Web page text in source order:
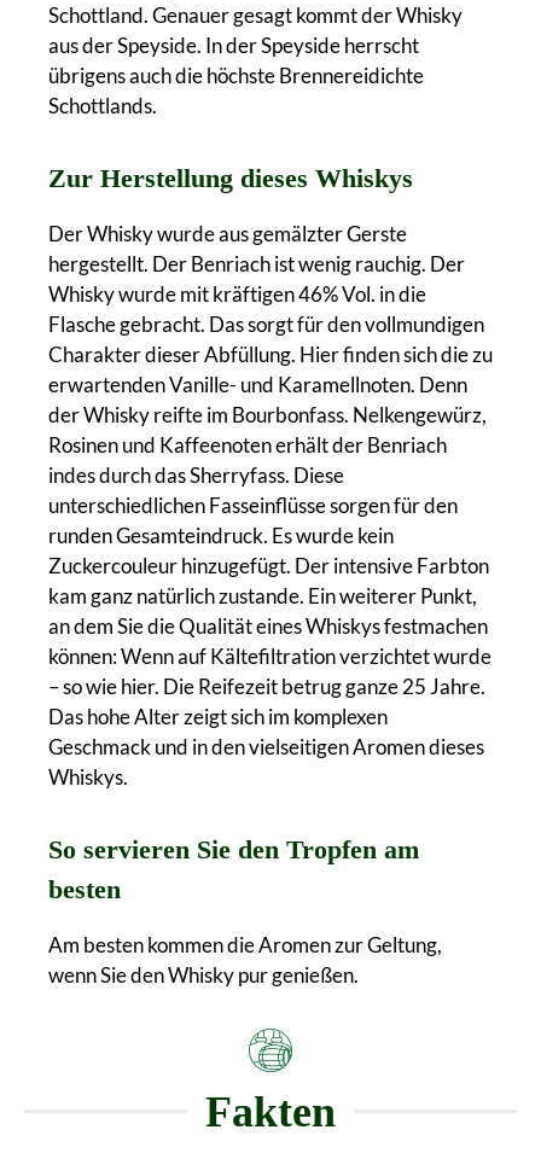
Schottland. Genauer gesagt kommt der Whisky
aus der Speyside. In der Speyside herrscht
übrigens auch die höchste Brennereidichte
Schottlands.
Zur Herstellung dieses Whiskys
Der Whisky wurde aus gemälzter Gerste
hergestellt. Der Benriach ist wenig rauchig. Der
Whisky wurde mit kräftigen 46% Vol. in die
Flasche gebracht. Das sorgt für den vollmundigen
Charakter dieser Abfüllung. Hier finden sich die zu
erwartenden Vanille- und Karamellnoten. Denn
der Whisky reifte im Bourbonfass. Nelkengewürz,
Rosinen und Kaffeenoten erhält der Benriach
indes durch das Sherryfass. Diese
unterschiedlichen Fasseinflüsse sorgen für den
runden Gesamteindruck. Es wurde kein
Zuckercouleur hinzugefügt. Der intensive Farbton
kam ganz natürlich zustande. Ein weiterer Punkt,
an dem Sie die Qualität eines Whiskys festmachen
können: Wenn auf Kältefiltration verzichtet wurde
– so wie hier. Die Reifezeit betrug ganze 25 Jahre.
Das hohe Alter zeigt sich im komplexen
Geschmack und in den vielseitigen Aromen dieses
Whiskys.
So servieren Sie den Tropfen am
besten
Am besten kommen die Aromen zur Geltung,
wenn Sie den Whisky pur genießen.
Fakten